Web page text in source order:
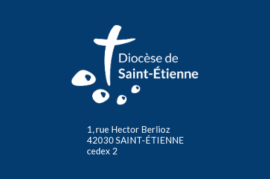
1, rue Hector Berlioz
42030 SAINT-ÉTIENNE
cedex 2